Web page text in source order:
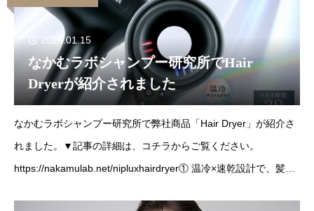
2026.01.15
なかむラボシャンプー研究所でHair
Dryerが紹介されました
なかむラボシャンプー研究所で弊社商品「Hair Dryer」が紹介さ
れました。▼記事の詳細は、コチラからご覧ください。
https://nakamulab.net/nipluxhairdryer① 温冷×速乾設計で、髪を